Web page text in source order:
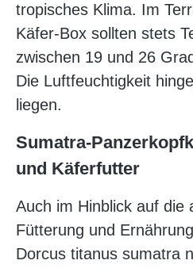
tropisches Klima. Im
Käfer-Box sollten stets
zwischen 19 und 26
Die Luftfeuchtigkeit
liegen.
Sumatra-
und Käferfutter
Auch im Hinblick auf die
Fütterung und
Dorcus titanus sumatra